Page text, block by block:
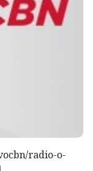
radio-o-